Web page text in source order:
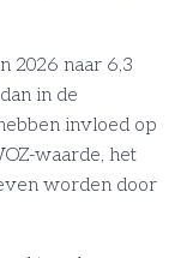
2026 naar 6,3
in de
invloed op
waarde, het
worden door